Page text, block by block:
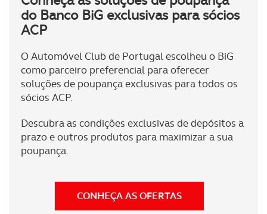
Realçamos que o bloqueio de certo tipo de Cookies e
tecnologias similares pode ter impacto na sua
experiência de navegação no Website e nos serviços
disponibilizados.
Consulte a política de cookies do site.
do Banco BiG exclusivas para sócios
ACP
O Automóvel Club de Portugal escolheu o BiG
como parceiro preferencial para oferecer
soluções de poupança exclusivas para todos os
sócios ACP.
Descubra as condições exclusivas de depósitos a
prazo e outros produtos para maximizar a sua
poupança.
CONHEÇA AS OFERTAS